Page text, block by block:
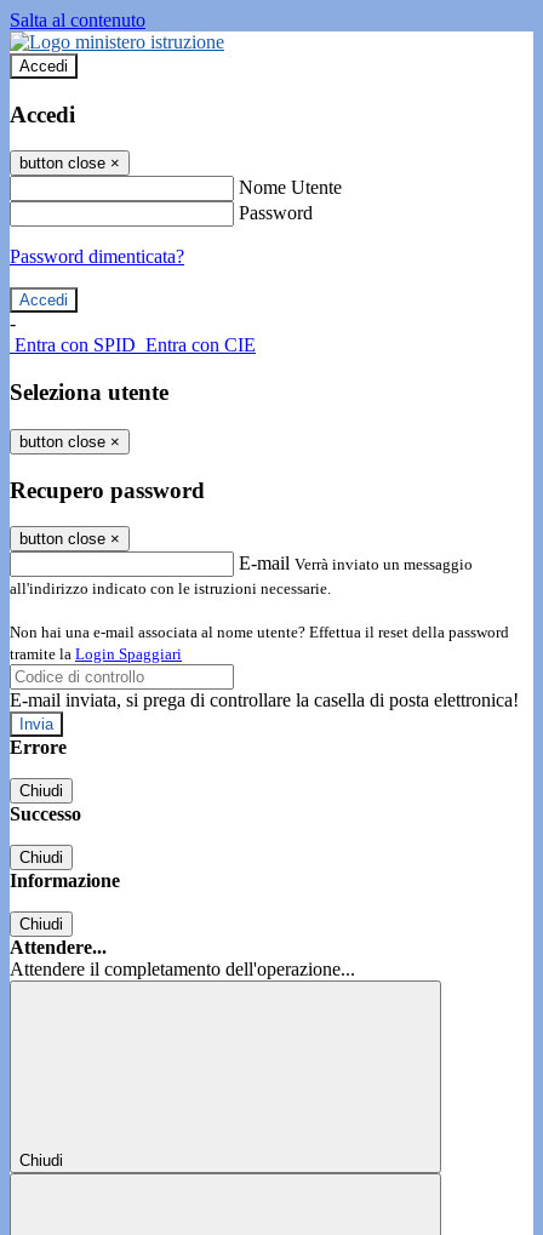
Salta al contenuto
Accedi
Accedi
button close ×
Nome Utente
Password
Password dimenticata?
-
Entra con SPID Entra con CIE
Seleziona utente
button close ×
Recupero password
button close ×
E-mail Verrà inviato un messaggio
all'indirizzo indicato con le istruzioni necessarie.
Non hai una e-mail associata al nome utente? Effettua il reset della password
tramite la Login Spaggiari
E-mail inviata, si prega di controllare la casella di posta elettronica!
Errore
Chiudi
Successo
Chiudi
Informazione
Chiudi
Attendere...
Attendere il completamento dell'operazione...
Chiudi